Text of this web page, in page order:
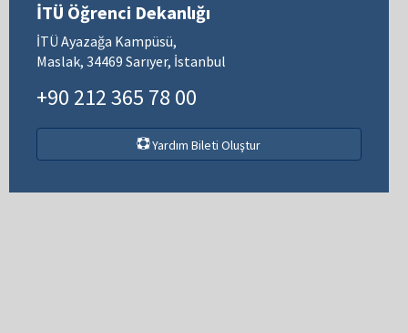
İTÜ Öğrenci Dekanlığı
İTÜ Ayazağa Kampüsü,
Maslak, 34469 Sarıyer, İstanbul
+90 212 365 78 00
Yardım Bileti Oluştur